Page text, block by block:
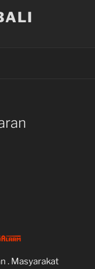
. Masyarakat